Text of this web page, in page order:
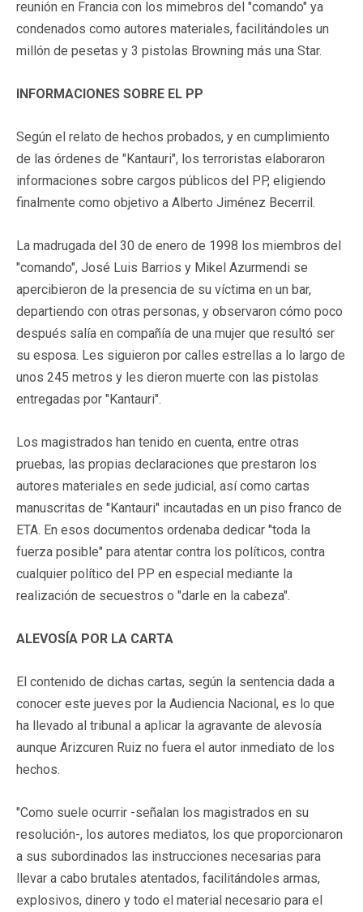
reunión en Francia con los mimebros del "comando" ya
condenados como autores materiales, facilitándoles un
millón de pesetas y 3 pistolas Browning más una Star.
INFORMACIONES SOBRE EL PP
Según el relato de hechos probados, y en cumplimiento
de las órdenes de "Kantauri", los terroristas elaboraron
informaciones sobre cargos públicos del PP, eligiendo
finalmente como objetivo a Alberto Jiménez Becerril.
La madrugada del 30 de enero de 1998 los miembros del
"comando", José Luis Barrios y Mikel Azurmendi se
apercibieron de la presencia de su víctima en un bar,
departiendo con otras personas, y observaron cómo poco
después salía en compañía de una mujer que resultó ser
su esposa. Les siguieron por calles estrellas a lo largo de
unos 245 metros y les dieron muerte con las pistolas
entregadas por "Kantauri".
Los magistrados han tenido en cuenta, entre otras
pruebas, las propias declaraciones que prestaron los
autores materiales en sede judicial, así como cartas
manuscritas de "Kantauri" incautadas en un piso franco de
ETA. En esos documentos ordenaba dedicar "toda la
fuerza posible" para atentar contra los políticos, contra
cualquier político del PP en especial mediante la
realización de secuestros o "darle en la cabeza".
ALEVOSÍA POR LA CARTA
El contenido de dichas cartas, según la sentencia dada a
conocer este jueves por la Audiencia Nacional, es lo que
ha llevado al tribunal a aplicar la agravante de alevosía
aunque Arizcuren Ruiz no fuera el autor inmediato de los
hechos.
"Como suele ocurrir -señalan los magistrados en su
resolución-, los autores mediatos, los que proporcionaron
a sus subordinados las instrucciones necesarias para
llevar a cabo brutales atentados, facilitándoles armas,
explosivos, dinero y todo el material necesario para el